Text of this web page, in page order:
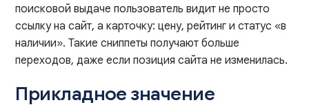
поисковой выдаче пользователь видит не просто
ссылку на сайт, а карточку: цену, рейтинг и статус «в
наличии». Такие сниппеты получают больше
переходов, даже если позиция сайта не изменилась.
Прикладное значение